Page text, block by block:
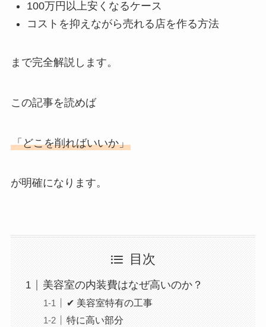
100万円以上安くなるケース
コストを抑えながら売れる店を作る方法
まで完全解説します。
この記事を読めば
「どこを削ればいいか」
が明確になります。
目次
美容室の内装費はなぜ高いのか？
✔ 美容室特有の工事
特に高い部分